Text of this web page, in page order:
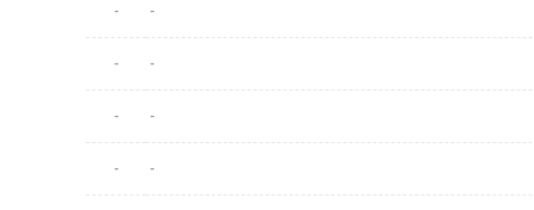
- -
- -
- -
- -